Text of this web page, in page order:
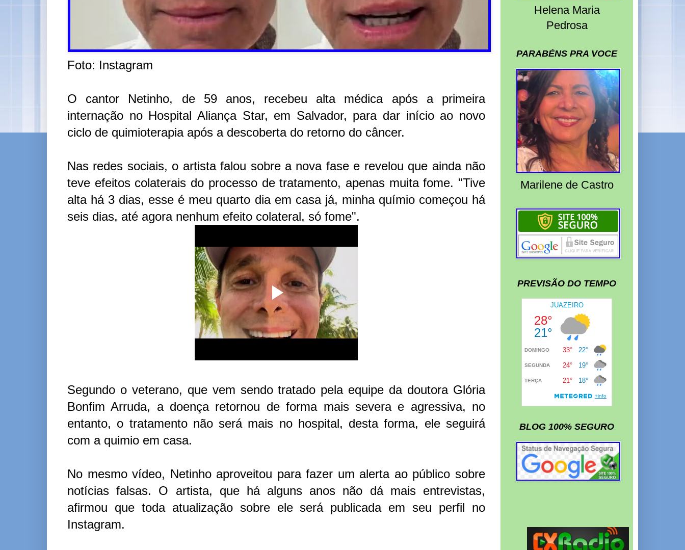
Foto: Instagram
O cantor Netinho, de 59 anos, recebeu alta médica após a primeira
internação no Hospital Aliança Star, em Salvador, para dar início ao novo
ciclo de quimioterapia após a descoberta do retorno do câncer.
Nas redes sociais, o artista falou sobre a nova fase e revelou que ainda não
teve efeitos colaterais do processo de tratamento, apenas muita fome. "Tive
alta há 3 dias, esse é meu quarto dia em casa já, minha químio começou há
seis dias, até agora nenhum efeito colateral, só fome".
Segundo o veterano, que vem sendo tratado pela equipe da doutora Glória
Bonfim Arruda, a doença retornou de forma mais severa e agressiva, no
entanto, o tratamento não será mais no hospital, desta forma, ele seguirá
com a quimio em casa.
No mesmo vídeo, Netinho aproveitou para fazer um alerta ao público sobre
notícias falsas. O artista, que há alguns anos não dá mais entrevistas,
afirmou que toda atualização sobre ele será publicada em seu perfil no
Instagram.
Helena Maria
Pedrosa
PARABÉNS PRA VOCE
Marilene de Castro
PREVISÃO DO TEMPO
BLOG 100% SEGURO